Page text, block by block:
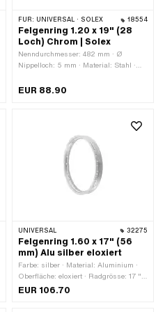
FÜR: UNIVERSAL · SOLEX 18554
Felgenring 1.20 x 19" (28
Loch) Chrom | Solex
Nenndurchmesser: 482 mm · Ø
Nippelloch: 5 mm · Material: Stahl ·
Felgenbetttiefe: 4.3 mm · Maulweite
EUR 88.90
UNIVERSAL 32275
Felgenring 1.60 x 17" (56
mm) Alu silber eloxiert
Farbe: silber · Material: Aluminium ·
Oberfläche: eloxiert · Radgrösse: 17 " ·
Felgenbetttiefe: 8 mm ·
EUR 106.70